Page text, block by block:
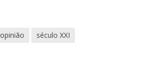
opinião século XXI